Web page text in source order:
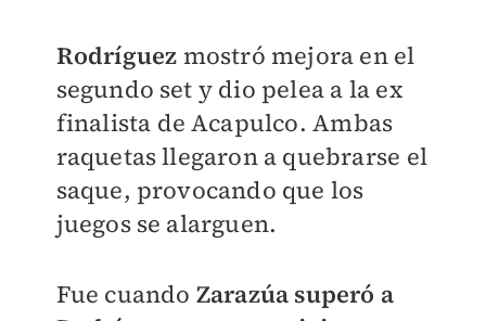
Rodríguez mostró mejora en el
segundo set y dio pelea a la ex
finalista de Acapulco.Ambas
raquetas llegaron a quebrarse el
saque, provocando que los
juegos se alarguen.
Fue cuando Zarazúa superó a